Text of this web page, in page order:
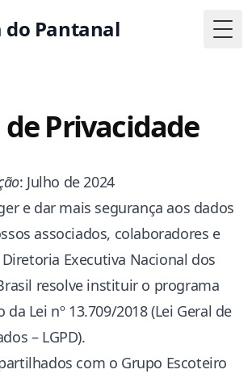
do Pantanal
Privacidade
: Julho de 2024
e dar mais segurança aos dados
associados, colaboradores e
Executiva Nacional dos
resolve instituir o programa
Lei nº 13.709/2018 (Lei Geral de
– LGPD).
com o Grupo Escoteiro